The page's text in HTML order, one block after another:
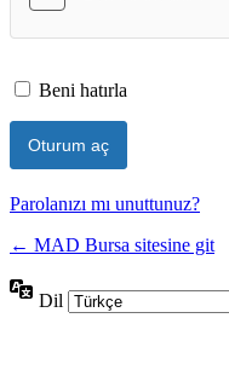
Beni hatırla
Parolanızı mı unuttunuz?
← MAD Bursa sitesine git
Dil